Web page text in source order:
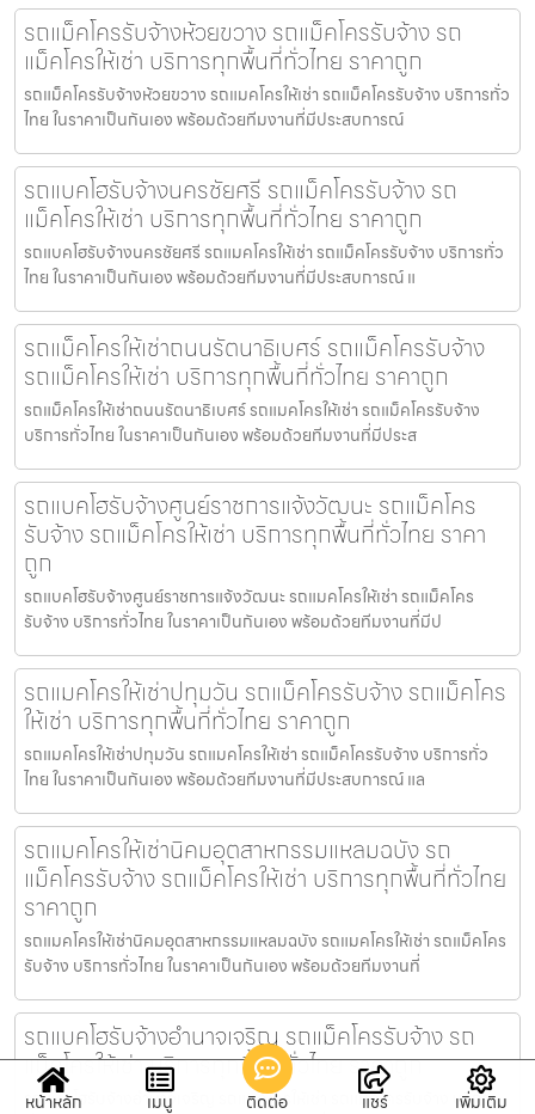
รถแม็คโครรับจ้างห้วยขวาง รถแม็คโครรับจ้าง รถ
แม็คโครให้เช่า บริการทุกพื้นที่ทั่วไทย ราคาถูก
รถแม็คโครรับจ้างห้วยขวาง รถแมคโครให้เช่า รถแม็คโครรับจ้าง บริการทั่ว
ไทย ในราคาเป็นกันเอง พร้อมด้วยทีมงานที่มีประสบการณ์
รถแบคโฮรับจ้างนครชัยศรี รถแม็คโครรับจ้าง รถ
แม็คโครให้เช่า บริการทุกพื้นที่ทั่วไทย ราคาถูก
รถแบคโฮรับจ้างนครชัยศรี รถแมคโครให้เช่า รถแม็คโครรับจ้าง บริการทั่ว
ไทย ในราคาเป็นกันเอง พร้อมด้วยทีมงานที่มีประสบการณ์ แ
รถแม็คโครให้เช่าถนนรัตนาธิเบศร์ รถแม็คโครรับจ้าง
รถแม็คโครให้เช่า บริการทุกพื้นที่ทั่วไทย ราคาถูก
รถแม็คโครให้เช่าถนนรัตนาธิเบศร์ รถแมคโครให้เช่า รถแม็คโครรับจ้าง
บริการทั่วไทย ในราคาเป็นกันเอง พร้อมด้วยทีมงานที่มีประส
รถแบคโฮรับจ้างศูนย์ราชการแจ้งวัฒนะ รถแม็คโคร
รับจ้าง รถแม็คโครให้เช่า บริการทุกพื้นที่ทั่วไทย ราคา
ถูก
รถแบคโฮรับจ้างศูนย์ราชการแจ้งวัฒนะ รถแมคโครให้เช่า รถแม็คโคร
รับจ้าง บริการทั่วไทย ในราคาเป็นกันเอง พร้อมด้วยทีมงานที่มีป
รถแมคโครให้เช่าปทุมวัน รถแม็คโครรับจ้าง รถแม็คโคร
ให้เช่า บริการทุกพื้นที่ทั่วไทย ราคาถูก
รถแมคโครให้เช่าปทุมวัน รถแมคโครให้เช่า รถแม็คโครรับจ้าง บริการทั่ว
ไทย ในราคาเป็นกันเอง พร้อมด้วยทีมงานที่มีประสบการณ์ แล
รถแมคโครให้เช่านิคมอุตสาหกรรมแหลมฉบัง รถ
แม็คโครรับจ้าง รถแม็คโครให้เช่า บริการทุกพื้นที่ทั่วไทย
ราคาถูก
รถแมคโครให้เช่านิคมอุตสาหกรรมแหลมฉบัง รถแมคโครให้เช่า รถแม็คโคร
รับจ้าง บริการทั่วไทย ในราคาเป็นกันเอง พร้อมด้วยทีมงานที่
รถแบคโฮรับจ้างอำนาจเจริญ รถแม็คโครรับจ้าง รถ
แม็คโครให้เช่า บริการทุกพื้นที่ทั่วไทย ราคาถูก
รถแบคโฮรับจ้างอำนาจเจริญ รถแมคโครให้เช่า รถแม็คโครรับจ้าง บริการ
หน้าหลัก เมนู ติดต่อ แชร์ เพิ่มเติม